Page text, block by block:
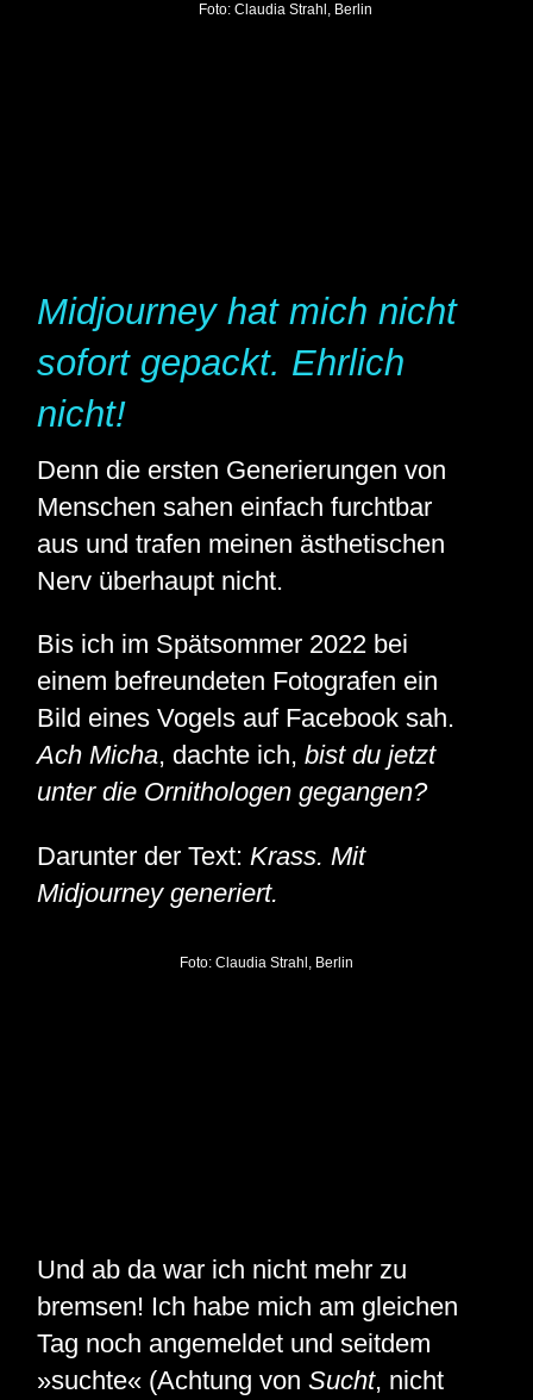
Foto: Claudia Strahl, Berlin
Midjourney hat mich nicht
sofort gepackt. Ehrlich
nicht!
Denn die ersten Generierungen von
Menschen sahen einfach furchtbar
aus und trafen meinen ästhetischen
Nerv überhaupt nicht.
Bis ich im Spätsommer 2022 bei
einem befreundeten Fotografen ein
Bild eines Vogels auf Facebook sah.
Ach Micha, dachte ich,bist du jetzt
unter die Ornithologen gegangen?
Darunter der Text: Krass. Mit
Midjourney generiert.
Foto: Claudia Strahl, Berlin
Und ab da war ich nicht mehr zu
bremsen! Ich habe mich am gleichen
Tag noch angemeldet und seitdem
»suchte« (Achtung vonSucht, nicht